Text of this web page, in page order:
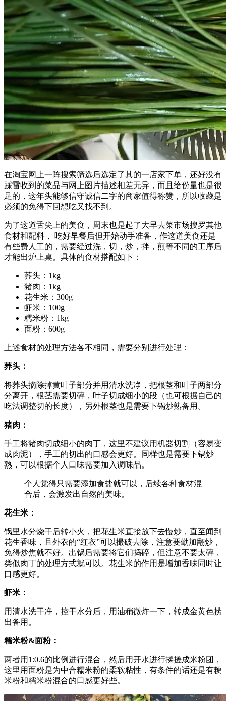
在淘宝网上一阵搜索筛选后选定了其的一店家下单，还好没有
踩雷收到的菜品与网上图片描述相差无异，而且给份量也是很
足的，这年头能够信守诚信二字的商家值得称赞，所以收藏是
必须的免得下回想吃又找不到。
为了这道舌尖上的美食，周末也是起了大早去菜市场搜罗其他
食材和配料， 吃好早餐后但开始动手准备，作这道美食还是
有些费人工的，需要经过洗，切，炒，拌，煎等不同的工序后
才能出炉上桌。具体的食材搭配如下：
荞头：1kg
猪肉：1kg
花生米：300g
虾米：100g
糯米粉：1kg
面粉：600g
上述食材的处理方法各不相同，需要分别进行处理：
荞头：
将荞头摘除掉黄叶子部分并用清水洗净，把根茎和叶子两部分
分离开，根茎需要切碎，叶子切成细小的段（也可根据自己的
吃法调整切的长度），另外根茎也是需要下锅炒熟备用。
猪肉：
手工将猪肉切成细小的肉丁，这里不建议用机器切割（容易变
成肉泥），手工的切出的口感会更好。同样也是需要下锅炒
熟，可以根据个人口味需要加入调味品。
个人觉得只需要添加食盐就可以，后续各种食材混
合后，会激发出自然的美味。
花生米：
锅里水分烧干后转小火，把花生米直接放下去慢炒，直至闻到
花生香味，且外衣的“红衣”可以撮破去除，注意要勤加翻炒，
免得炒焦就不好。出锅后需要将它们捣碎，但注意不要太碎，
类似肉丁的处理方式就可以。花生米的作用是增加香味同时让
口感更好。
虾米：
用清水洗干净，控干水分后，用油稍微炸一下，转成金黄色捞
出备用。
糯米粉&面粉：
两者用1:0.6的比例进行混合，然后用开水进行揉搓成米粉团，
这里用面粉是为中合糯米粉的柔软粘性，有条件的话还是有粳
米粉和糯米粉混合的口感更好些。